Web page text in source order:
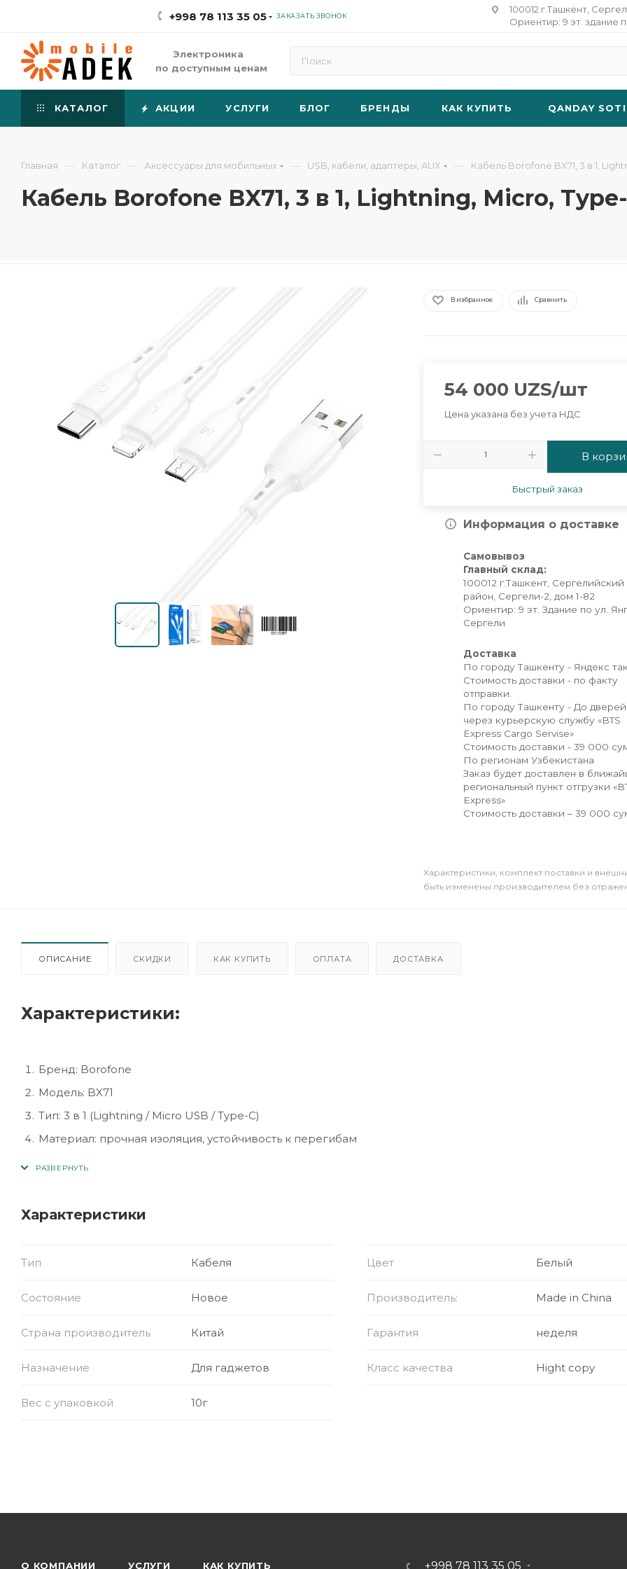
+998 78 113 35 05 ЗАКАЗАТЬ ЗВОНОК
100012 г.Ташкент,
Ориентир: 9 эт. здание
Электроника
по доступным ценам
КАТАЛОГ АКЦИИ УСЛУГИ БЛОГ БРЕНДЫ КАК КУПИТЬ QANDAY
Главная — Каталог — Аксессуары для мобильных — USB, кабели, адаптеры, AUX — Кабель Borofone BX71, 3 в 1,
Кабель Borofone BX71, 3 в 1, Lightning, Micro,
В избранное Сравнить
54 000 UZS/шт
Цена указана без учета НДС
В
Быстрый заказ
Информация о доставке
Самовывоз
Главный склад:
100012 г.Ташкент, Сергелийский
район, Сергели-2, дом 1-82
Ориентир: 9 эт. Здание по ул.
Сергели
Доставка
По городу Ташкенту - Яндекс
Стоимость доставки - по факту
отправки.
По городу Ташкенту - До дверей
через курьерскую службу «BTS
Express Cargo Servise»
Стоимость доставки - 39 000
По регионам Узбекистана
Заказ будет доставлен в
региональный пункт отгрузки
Express»
Стоимость доставки – 39 000
Xарактеристики, комплект поставки и
быть изменены производителем без
ОПИСАНИЕ СКИДКИ КАК КУПИТЬ ОПЛАТА ДОСТАВКА
Характеристики:
Бренд: Borofone
Модель: BX71
Тип: 3 в 1 (Lightning / Micro USB / Type-C)
Материал: прочная изоляция, устойчивость к перегибам
Характеристики
Тип Кабеля Цвет Белый
Состояние Новое Производитель: Made in China
Страна производитель Китай Гарантия неделя
Назначение Для гаджетов Класс качества Hight copy
Вес с упаковкой 10г
О КОМПАНИИ УСЛУГИ КАК КУПИТЬ +998 78 113 35 05